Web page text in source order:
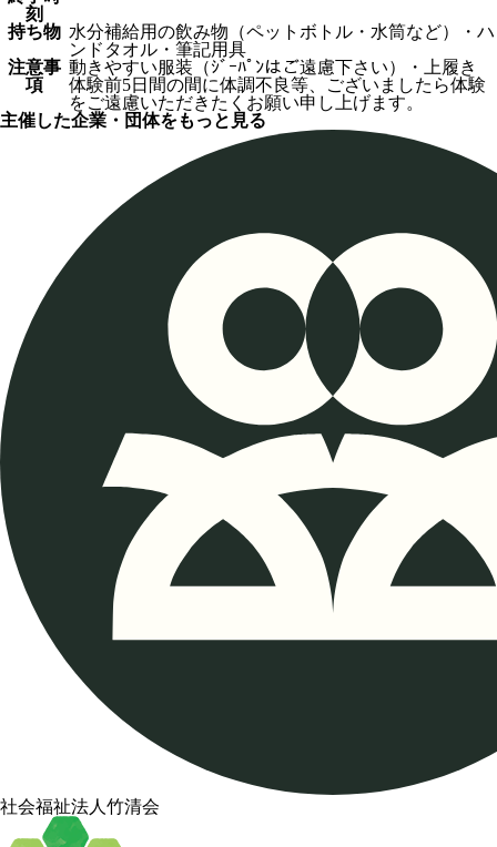
刻
持ち物 水分補給用の飲み物（ペットボトル・水筒など）・ハ
ンドタオル・筆記用具
注意事
項
動きやすい服装（ｼﾞｰﾊﾟﾝはご遠慮下さい）・上履き
体験前5日間の間に体調不良等、ございましたら体験
をご遠慮いただきたくお願い申し上げます。
主催した企業・団体をもっと見る
社会福祉法人竹清会